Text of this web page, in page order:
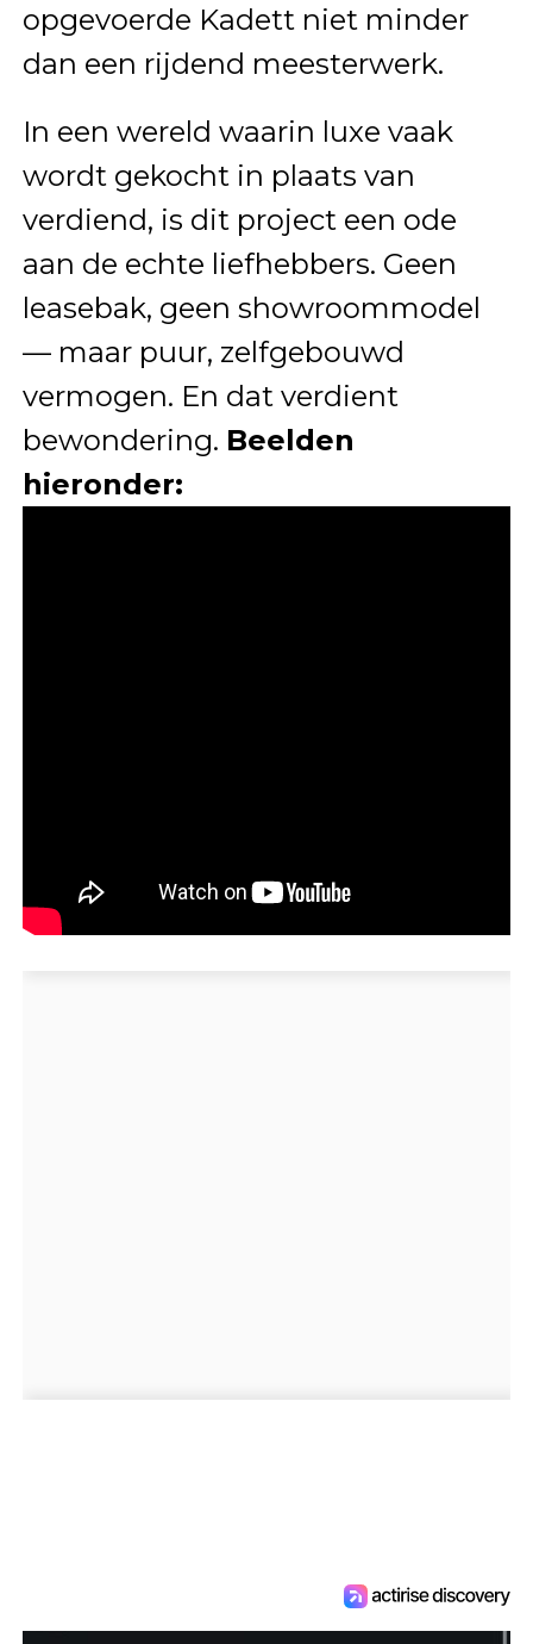
opgevoerde Kadett niet minder
dan een rijdend meesterwerk.
In een wereld waarin luxe vaak
wordt gekocht in plaats van
verdiend, is dit project een ode
aan de echte liefhebbers. Geen
leasebak, geen showroommodel
— maar puur, zelfgebouwd
vermogen. En dat verdient
bewondering. Beelden
hieronder: